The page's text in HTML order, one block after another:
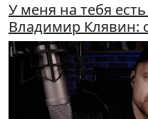
У меня на тебя
Владимир Клявин: